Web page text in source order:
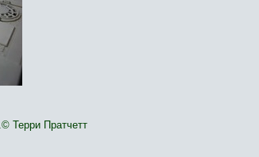
Терри Пратчетт